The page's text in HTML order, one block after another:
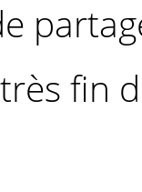
fin